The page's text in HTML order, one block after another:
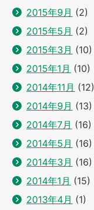
2015年9月 (2)
2015年5月 (2)
2015年3月 (10)
2015年1月 (10)
2014年11月 (12)
2014年9月 (13)
2014年7月 (16)
2014年5月 (16)
2014年3月 (16)
2014年1月 (15)
2013年4月 (1)